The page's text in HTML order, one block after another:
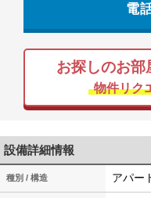
電
お探しのお部
物件リク
設備詳細情報
種別 / 構造 アパー